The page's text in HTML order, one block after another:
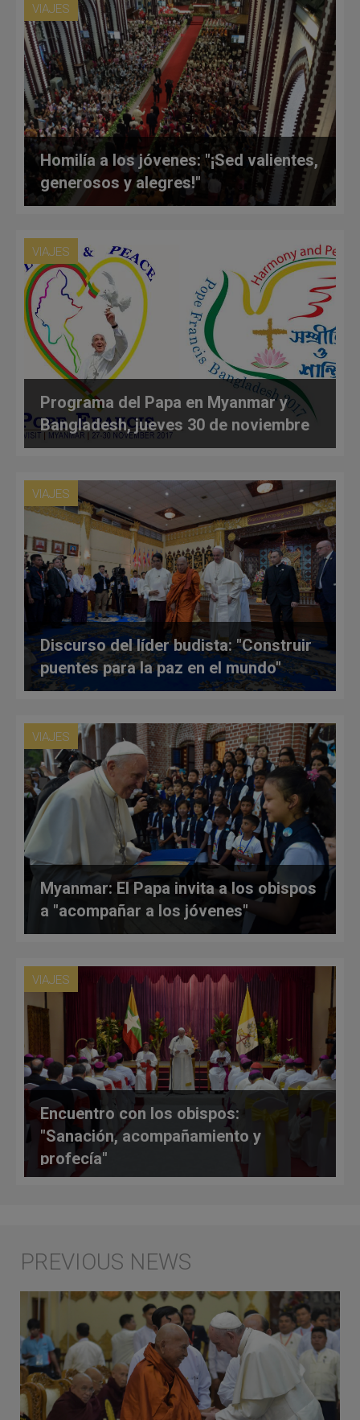
VIAJES
Homilía a los jóvenes: "¡Sed valientes,
generosos y alegres!"
VIAJES
Programa del Papa en Myanmar y
Bangladesh, jueves 30 de noviembre
VIAJES
Discurso del líder budista: "Construir
puentes para la paz en el mundo"
VIAJES
Myanmar: El Papa invita a los obispos
a "acompañar a los jóvenes"
VIAJES
Encuentro con los obispos:
"Sanación, acompañamiento y
profecía"